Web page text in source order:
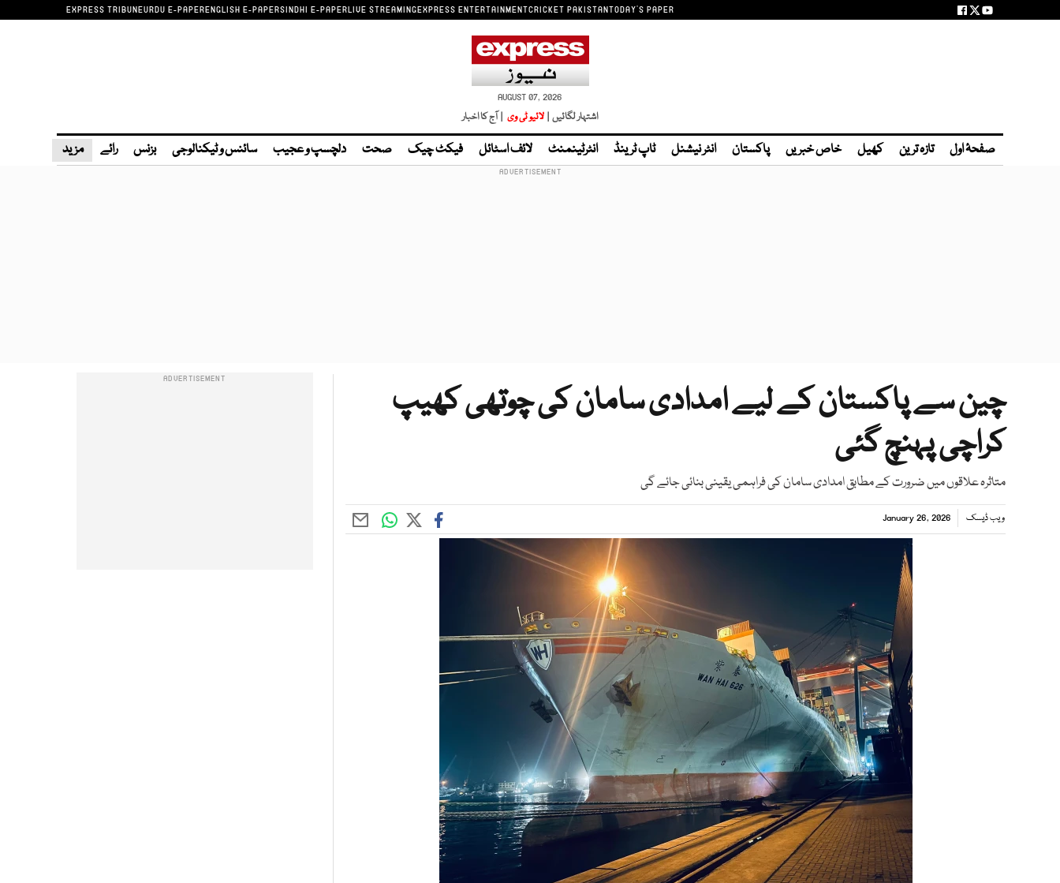
EXPRESS TRIBUNEURDU E-PAPERENGLISH E-PAPERSINDHI E-PAPERLIVE STREAMINGEXPRESS ENTERTAINMENTCRICKET PAKISTANTODAY'S PAPER
AUGUST 07, 2026
اشتہار لگائیں | لائیو ٹی وی | آج کا اخبار
صفحۂ اول تازہ ترین کھیل خاص خبریں پاکستان انٹر نیشنل ٹاپ ٹرینڈ انٹرٹینمنٹ لائف اسٹائل فیکٹ چیک صحت دلچسپ و عجیب سائنس و ٹیکنالوجی بزنس رائے مزید
چین سے پاکستان کے لیے امدادی سامان کی چوتھی کھیپ
کراچی پہنچ گئی
متاثرہ علاقوں میں ضرورت کے مطابق امدادی سامان کی فراہمی یقینی بنائی جائے گی
ویب ڈیسک January 26, 2026